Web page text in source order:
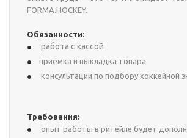
FORMA.HOCKEY.
Обязанности:
работа с кассой
приёмка и выкладка товара
консультации по подбору хоккейной
Требования:
опыт работы в ритейле будет